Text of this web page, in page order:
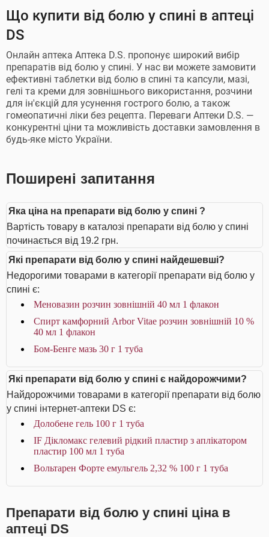
Що купити від болю у спині в аптеці
DS
Онлайн аптека Аптека D.S. пропонує широкий вибір
препаратів від болю у спині. У нас ви можете замовити
ефективні таблетки від болю в спині та капсули, мазі,
гелі та креми для зовнішнього використання, розчини
для ін'єкцій для усунення гострого болю, а також
гомеопатичні ліки без рецепта. Переваги Аптеки D.S. —
конкурентні ціни та можливість доставки замовлення в
будь-яке місто України.
Поширені запитання
Яка ціна на препарати від болю у спині ?
Вартість товару в каталозі препарати від болю у спині
починається від 19.2 грн.
Які препарати від болю у спині найдешевші?
Недорогими товарами в категорії препарати від болю у
спині є:
Меновазин розчин зовнішній 40 мл 1 флакон
Спирт камфорний Arbor Vitae розчин зовнішній 10 %
40 мл 1 флакон
Бом-Бенге мазь 30 г 1 туба
Які препарати від болю у спині є найдорожчими?
Найдорожчими товарами в категорії препарати від болю
у спині інтернет-аптеки DS є:
Долобене гель 100 г 1 туба
IF Дікломакс гелевий рідкий пластир з аплікатором
пластир 100 мл 1 туба
Вольтарен Форте емульгель 2,32 % 100 г 1 туба
Препарати від болю у спині ціна в
аптеці DS